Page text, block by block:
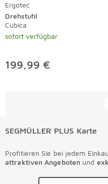
Ergotec
Drehstuhl
Cubica
sofort verfügbar
199,99 €
SEGMÜLLER PLUS Karte
Profitieren Sie bei jedem
attraktiven Angeboten und